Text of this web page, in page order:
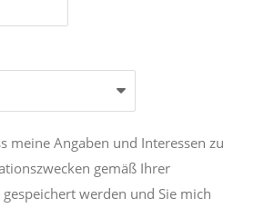
meine Angaben und Interessen zu
gemäß Ihrer
gespeichert werden und Sie mich